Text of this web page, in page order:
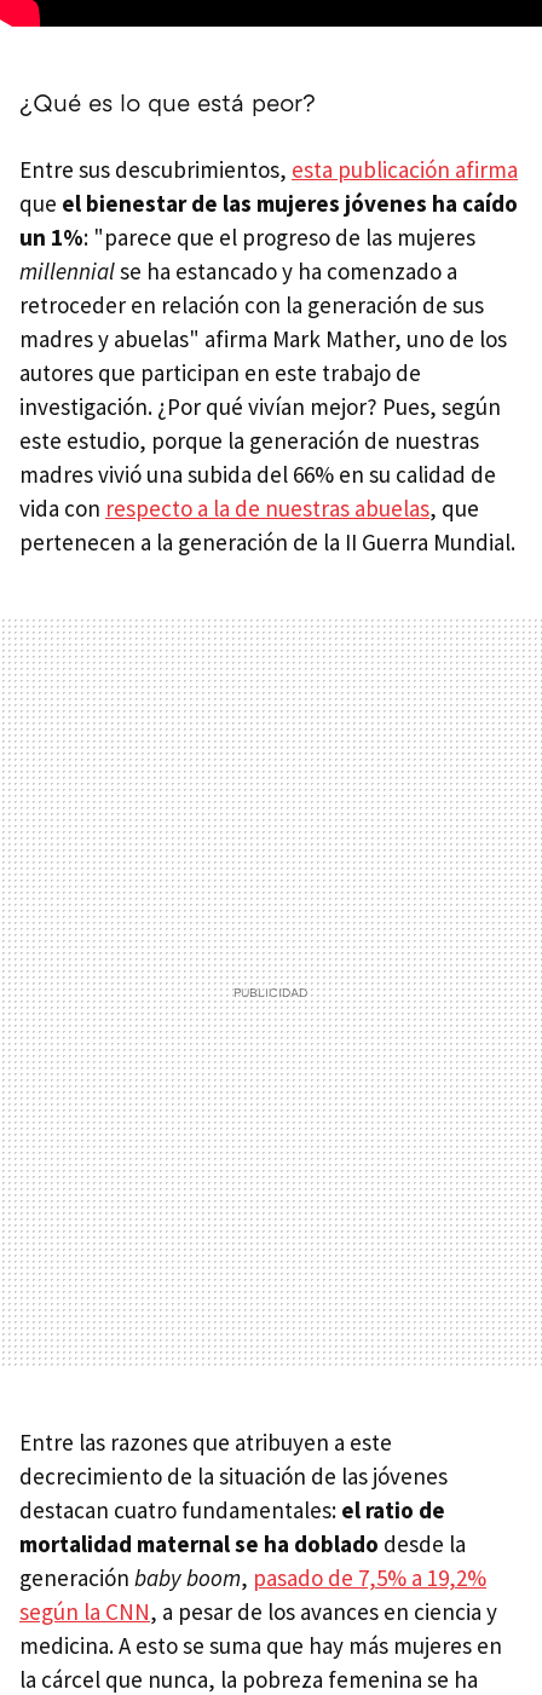
¿Qué es lo que está peor?
Entre sus descubrimientos, esta publicación afirma
que el bienestar de las mujeres jóvenes ha caído
un 1%: "parece que el progreso de las mujeres
millennialse ha estancado y ha comenzado a
retroceder en relación con la generación de sus
madres y abuelas" afirma Mark Mather, uno de los
autores que participan en este trabajo de
investigación. ¿Por qué vivían mejor? Pues, según
este estudio, porque la generación de nuestras
madres vivió una subida del 66% en su calidad de
vida con respecto a la de nuestras abuelas, que
pertenecen a la generación de la II Guerra Mundial.
Entre las razones que atribuyen a este
decrecimiento de la situación de las jóvenes
destacan cuatro fundamentales: el ratio de
mortalidad maternal se ha doblado desde la
generación baby boom, pasado de 7,5% a 19,2%
según la CNN, a pesar de los avances en ciencia y
medicina. A esto se suma que hay más mujeres en
la cárcel que nunca, la pobreza femenina se ha